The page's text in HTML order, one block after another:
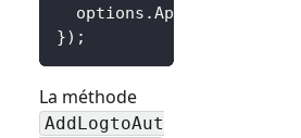
  options
.AppSecret
}) ;
La méthode
AddLogtoAut